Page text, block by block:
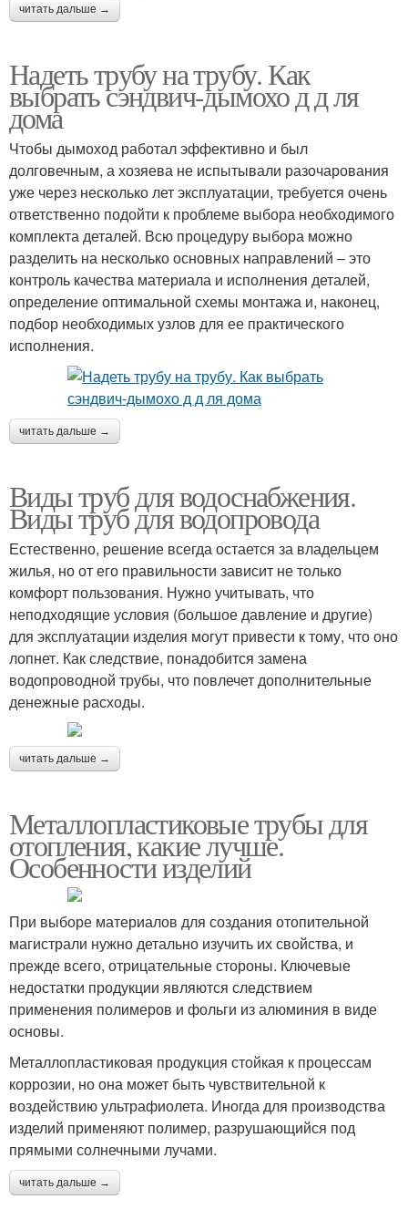
читать дальше →
Надеть трубу на трубу. Как
выбрать сэндвич-дымохо д д ля
дома
Чтобы дымоход работал эффективно и был
долговечным, а хозяева не испытывали разочарования
уже через несколько лет эксплуатации, требуется очень
ответственно подойти к проблеме выбора необходимого
комплекта деталей. Всю процедуру выбора можно
разделить на несколько основных направлений – это
контроль качества материала и исполнения деталей,
определение оптимальной схемы монтажа и, наконец,
подбор необходимых узлов для ее практического
исполнения.
читать дальше →
Виды труб для водоснабжения.
Виды труб для водопровода
Естественно, решение всегда остается за владельцем
жилья, но от его правильности зависит не только
комфорт пользования. Нужно учитывать, что
неподходящие условия (большое давление и другие)
для эксплуатации изделия могут привести к тому, что оно
лопнет. Как следствие, понадобится замена
водопроводной трубы, что повлечет дополнительные
денежные расходы.
читать дальше →
Металлопластиковые трубы для
отопления, какие лучше.
Особенности изделий
При выборе материалов для создания отопительной
магистрали нужно детально изучить их свойства, и
прежде всего, отрицательные стороны. Ключевые
недостатки продукции являются следствием
применения полимеров и фольги из алюминия в виде
основы.
Металлопластиковая продукция стойкая к процессам
коррозии, но она может быть чувствительной к
воздействию ультрафиолета. Иногда для производства
изделий применяют полимер, разрушающийся под
прямыми солнечными лучами.
читать дальше →